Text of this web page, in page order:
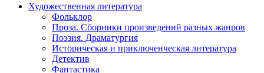
Художественная литература
Фольклор
Проза. Сборники произведений разных жанров
Поэзия. Драматургия
Историческая и приключенческая литература
Детектив
Фантастика